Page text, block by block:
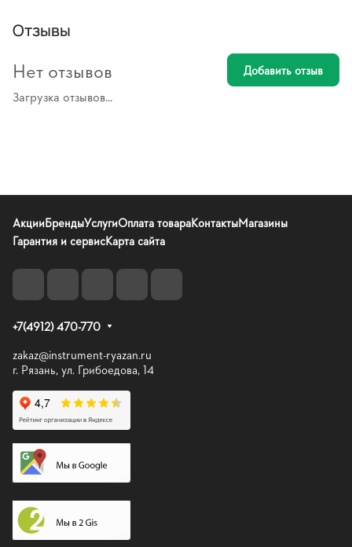
Отзывы
Загрузка отзывов...
Нет отзывов Добавить отзыв
АкцииБрендыУслугиОплата товараКонтактыМагазины
Гарантия и сервисКарта сайта
+7(4912) 470-770
zakaz@instrument-ryazan.ru
г. Рязань, ул. Грибоедова, 14